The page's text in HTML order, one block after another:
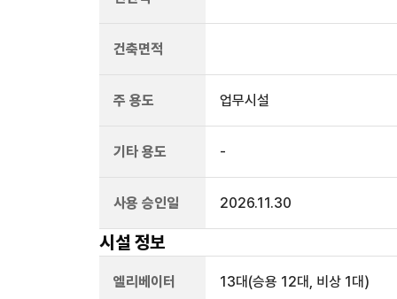
건축면적
주 용도 업무시설
기타 용도 -
사용 승인일 2026.11.30
시설 정보
엘리베이터 13대 (승용 12대, 비상 1대)